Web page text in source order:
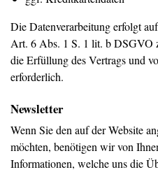
Die Datenverarbeitung erfolgt
Art. 6 Abs. 1 S. 1 lit. b DSGVO
die Erfüllung des Vertrags und
erforderlich.
Newsletter
Wenn Sie den auf der Website
möchten, benötigen wir von
Informationen, welche uns die